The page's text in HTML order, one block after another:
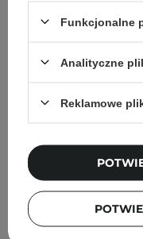
Funkcjonalne
Analityczne
Reklamowe